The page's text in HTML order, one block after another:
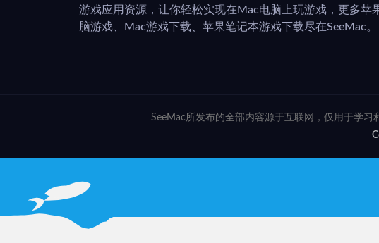
游戏应用资源，让你轻松实现在Mac电脑上玩游戏，更多苹
脑游戏、Mac游戏下载、苹果笔记本游戏下载尽在SeeMac。
SeeMac所发布的全部内容源于互联网，仅用于学